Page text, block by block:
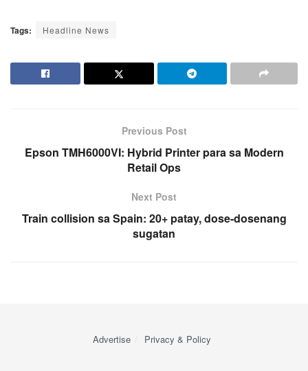
Tags: Headline News
Previous Post
Epson TMH6000VI: Hybrid Printer para sa Modern
Retail Ops
Next Post
Train collision sa Spain: 20+ patay, dose-dosenang
sugatan
Advertise Privacy & Policy